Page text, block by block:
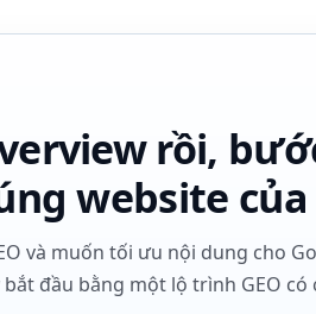
rồi,
website
và muốn tối ưu nội dung cho
đầu bằng một lộ trình GEO